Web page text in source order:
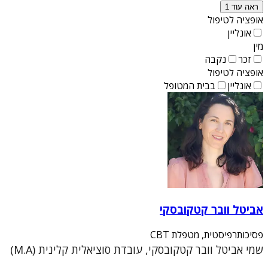
ראה עוד 1
אופציה לטיפול
אונליין
מין
זכר
נקבה
אופציה לטיפול
אונליין
בבית המטופל
אביטל וובר קטקובסקי
פסיכותרפיסטית, מטפלת CBT
שמי אביטל וובר קטקובסקי, עובדת סוציאלית קלינית (M.A)